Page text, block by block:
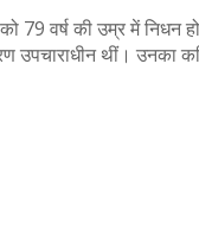
79 वर्ष की उम्र में निधन
थीं। उनका